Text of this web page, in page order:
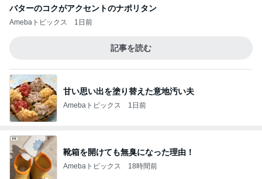
バターのコクがアクセントのナポリタン
Amebaトピックス 1日前
記事を読む
甘い思い出を塗り替えた意地汚い夫
Amebaトピックス 1日前
靴箱を開けても無臭になった理由！
Amebaトピックス 18時間前